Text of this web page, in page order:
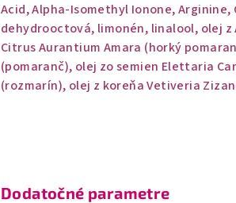
Acid, Alpha-Isomethyl Ionone, Arginine,
dehydrooctová, limonén, linalool, olej
Citrus Aurantium Amara (horký
(pomaranč), olej zo semien Elettaria
(rozmarín), olej z koreňa Vetiveria
Dodatočné parametre